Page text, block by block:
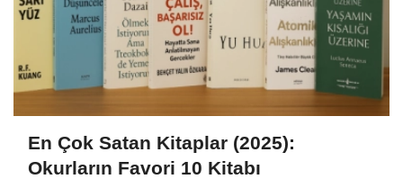
En Çok Satan Kitaplar (2025):
Okurların Favori 10 Kitabı